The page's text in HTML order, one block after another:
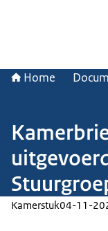
Home
Kamerstuk04-11-